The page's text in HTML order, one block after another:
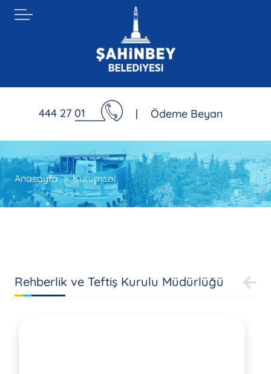
444 27 01 | Ödeme Beyan
Anasayfa Kurumsal
Rehberlik ve Teftiş Kurulu Müdürlüğü